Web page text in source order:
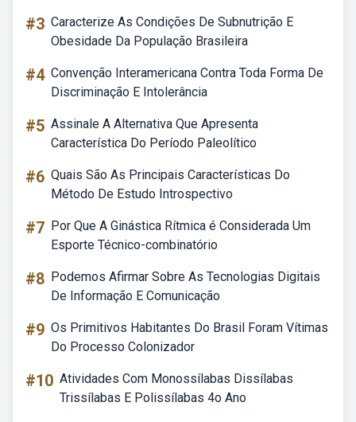
#3 Caracterize As Condições De Subnutrição E
Obesidade Da População Brasileira
#4 Convenção Interamericana Contra Toda Forma De
Discriminação E Intolerância
#5 Assinale A Alternativa Que Apresenta
Característica Do Período Paleolítico
#6 Quais São As Principais Características Do
Método De Estudo Introspectivo
#7 Por Que A Ginástica Rítmica é Considerada Um
Esporte Técnico-combinatório
#8 Podemos Afirmar Sobre As Tecnologias Digitais
De Informação E Comunicação
#9 Os Primitivos Habitantes Do Brasil Foram Vítimas
Do Processo Colonizador
#10 Atividades Com Monossílabas Dissílabas
Trissílabas E Polissílabas 4o Ano